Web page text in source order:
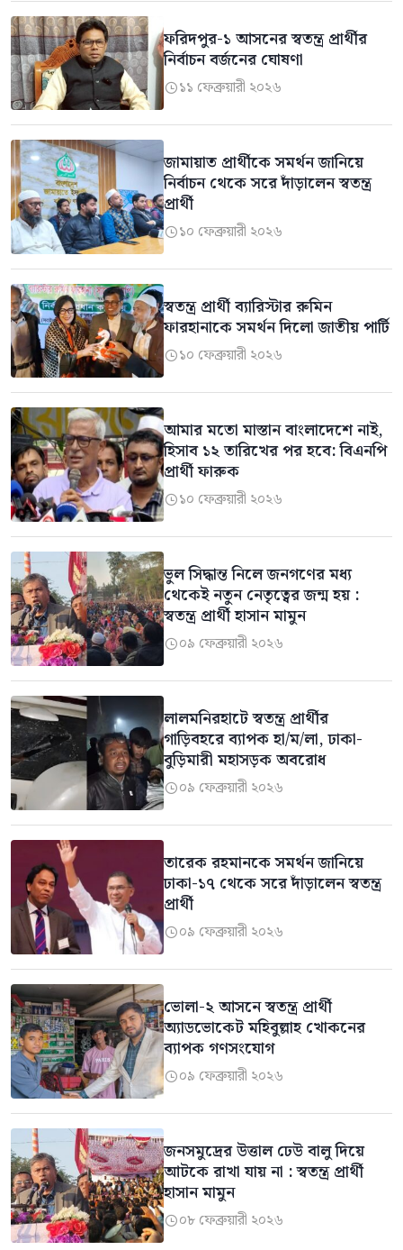
ফরিদপুর-১ আসনের স্বতন্ত্র প্রার্থীর
নির্বাচন বর্জনের ঘোষণা
১১ ফেব্রুয়ারী ২০২৬
জামায়াত প্রার্থীকে সমর্থন জানিয়ে
নির্বাচন থেকে সরে দাঁড়ালেন স্বতন্ত্র
প্রার্থী
১০ ফেব্রুয়ারী ২০২৬
স্বতন্ত্র প্রার্থী ব্যারিস্টার রুমিন
ফারহানাকে সমর্থন দিলো জাতীয় পার্টি
১০ ফেব্রুয়ারী ২০২৬
আমার মতো মাস্তান বাংলাদেশে নাই,
হিসাব ১২ তারিখের পর হবে: বিএনপি
প্রার্থী ফারুক
১০ ফেব্রুয়ারী ২০২৬
ভুল সিদ্ধান্ত নিলে জনগণের মধ্য
থেকেই নতুন নেতৃত্বের জন্ম হয় :
স্বতন্ত্র প্রার্থী হাসান মামুন
০৯ ফেব্রুয়ারী ২০২৬
লালমনিরহাটে স্বতন্ত্র প্রার্থীর
গাড়িবহরে ব্যাপক হা/ম/লা, ঢাকা-
বুড়িমারী মহাসড়ক অবরোধ
০৯ ফেব্রুয়ারী ২০২৬
তারেক রহমানকে সমর্থন জানিয়ে
ঢাকা-১৭ থেকে সরে দাঁড়ালেন স্বতন্ত্র
প্রার্থী
০৯ ফেব্রুয়ারী ২০২৬
ভোলা-২ আসনে স্বতন্ত্র প্রার্থী
অ্যাডভোকেট মহিবুল্লাহ খোকনের
ব্যাপক গণসংযোগ
০৯ ফেব্রুয়ারী ২০২৬
জনসমুদ্রের উত্তাল ঢেউ বালু দিয়ে
আটকে রাখা যায় না : স্বতন্ত্র প্রার্থী
হাসান মামুন
০৮ ফেব্রুয়ারী ২০২৬